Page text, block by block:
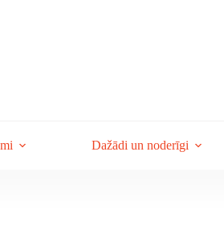
Dažādi un noderīgi